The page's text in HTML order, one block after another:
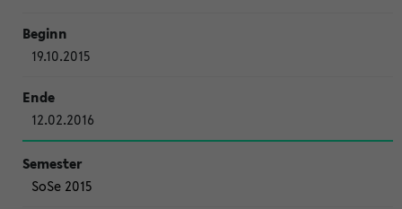
19.10.2015
12.02.2016
SoSe 2015